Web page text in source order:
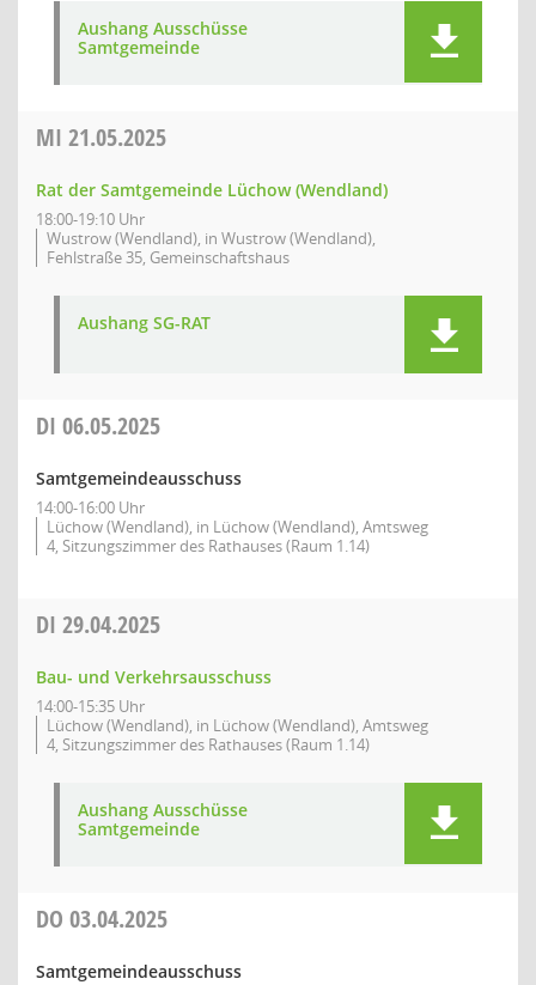
Aushang Ausschüsse
Samtgemeinde
MI 21.05.2025
Rat der Samtgemeinde Lüchow (Wendland)
18:00-19:10 Uhr
Wustrow (Wendland), in Wustrow (Wendland),
Fehlstraße 35, Gemeinschaftshaus
Aushang SG-RAT
DI 06.05.2025
Samtgemeindeausschuss
14:00-16:00 Uhr
Lüchow (Wendland), in Lüchow (Wendland), Amtsweg
4, Sitzungszimmer des Rathauses (Raum 1.14)
DI 29.04.2025
Bau- und Verkehrsausschuss
14:00-15:35 Uhr
Lüchow (Wendland), in Lüchow (Wendland), Amtsweg
4, Sitzungszimmer des Rathauses (Raum 1.14)
Aushang Ausschüsse
Samtgemeinde
DO 03.04.2025
Samtgemeindeausschuss